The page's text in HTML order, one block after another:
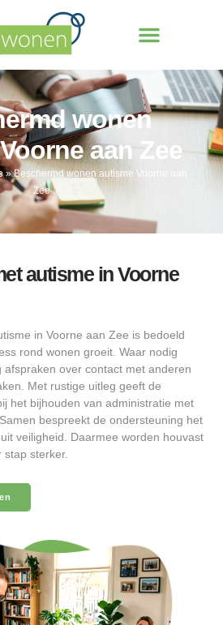
wonen
aan Zee
»Beschermd wonen autisme Voorne aan
Zee
autisme in Voorne
in Voorne aan Zee is bedoeld
rond wonen groeit. Waar nodig
afspraken over contact met anderen
Met rustige uitleg geeft de
het bijhouden van administratie met
bespreekt de ondersteuning het
veiligheid. Daarmee worden houvast
sterker.